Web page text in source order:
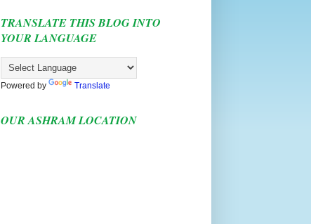
TRANSLATE THIS BLOG INTO
YOUR LANGUAGE
Powered by Translate
OUR ASHRAM LOCATION